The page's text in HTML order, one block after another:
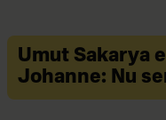
Umut Sakarya
Johanne: Nu